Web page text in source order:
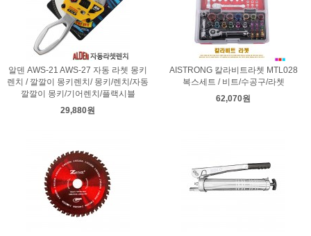
알덴 AWS-21 AWS-27 자동 라쳇 몽키
렌치 / 깔깔이 몽키렌치/ 몽키/렌치/자동
깔깔이 몽키/기어렌치/플랙시블
29,880원
AISTRONG 칼라비트라쳇 MTL028
복스세트 / 비트/수공구/라쳇
62,070원